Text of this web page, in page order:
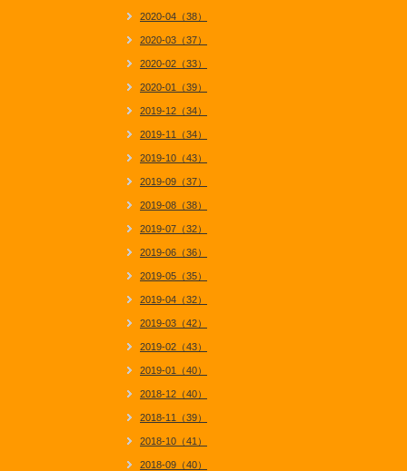
2020-04（38）
2020-03（37）
2020-02（33）
2020-01（39）
2019-12（34）
2019-11（34）
2019-10（43）
2019-09（37）
2019-08（38）
2019-07（32）
2019-06（36）
2019-05（35）
2019-04（32）
2019-03（42）
2019-02（43）
2019-01（40）
2018-12（40）
2018-11（39）
2018-10（41）
2018-09（40）